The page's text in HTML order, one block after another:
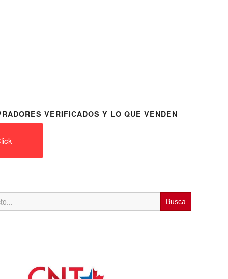
VERIFICADOS Y LO QUE VENDEN